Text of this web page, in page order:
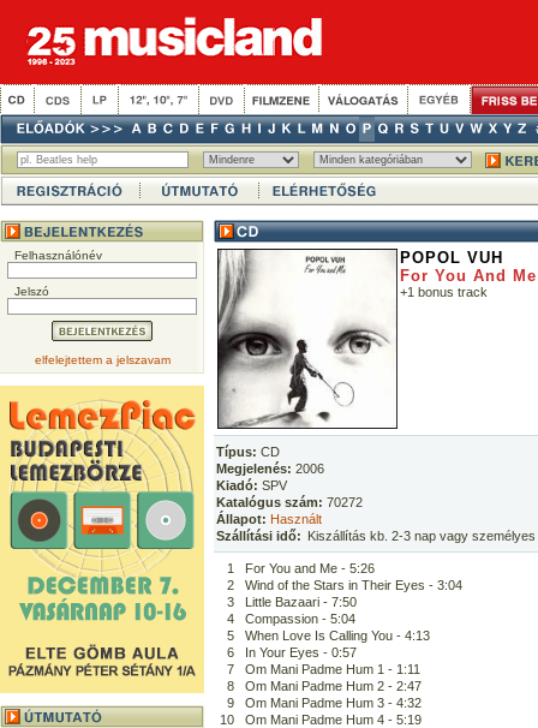
Felhasználónév
Jelszó
elfelejtettem a jelszavam
POPOL VUH
For You And Me
+1 bonus track
Típus: CD
Megjelenés: 2006
Kiadó: SPV
Katalógus szám: 70272
Állapot: Használt
Szállítási idő: Kiszállítás kb. 2-3 nap vagy
1
For You and Me - 5:26
2
Wind of the Stars in Their Eyes - 3:04
3
Little Bazaari - 7:50
4
Compassion - 5:04
5
When Love Is Calling You - 4:13
6
In Your Eyes - 0:57
7
Om Mani Padme Hum 1 - 1:11
8
Om Mani Padme Hum 2 - 2:47
9
Om Mani Padme Hum 3 - 4:32
10
Om Mani Padme Hum 4 - 5:19